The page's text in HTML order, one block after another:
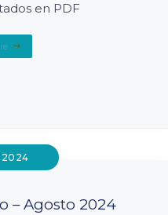
en PDF
2024
– Agosto 2024